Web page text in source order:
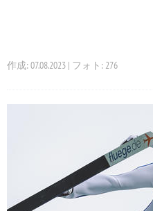
作成: 07.08.2023 | フォト: 276